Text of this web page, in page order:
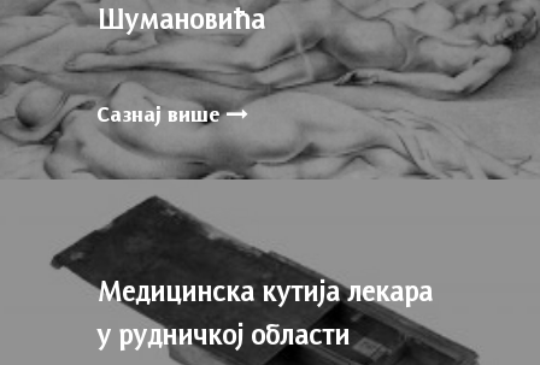
Шумановића
Сазнај више
Медицинска кутија лекара
у рудничкој области